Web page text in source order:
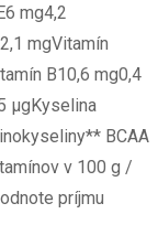
mg4,2
mgVitamín
B10,6 mg0,4
μgKyselina
BCAA
v 100 g /
príjmu